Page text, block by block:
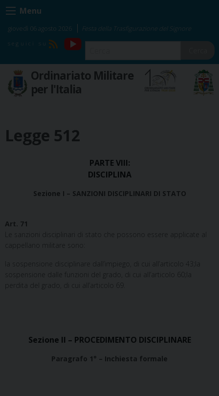
Skip
to
content
Menu
giovedì 06 agosto 2026 Festa della Trasfigurazione del Signore
RSS
YouTube
Ordinariato Militare
per l'Italia
Legge 512
PARTE VIII:
DISCIPLINA
Sezione I – SANZIONI DISCIPLINARI DI STATO
Art. 71
Le sanzioni disciplinari di stato che possono essere applicate al
cappellano militare sono:
la sospensione disciplinare dall’impiego, di cui all’articolo 43;la
sospensione dalle funzioni del grado, di cui all’articolo 60;la
perdita del grado, di cui all’articolo 69.
Sezione II – PROCEDIMENTO DISCIPLINARE
Paragrafo 1° – Inchiesta formale